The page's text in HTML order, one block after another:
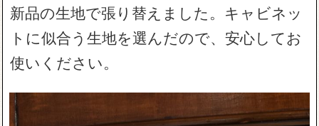
新品の生地で張り替えました。キャビネッ
トに似合う生地を選んだので、安心してお
使いください。